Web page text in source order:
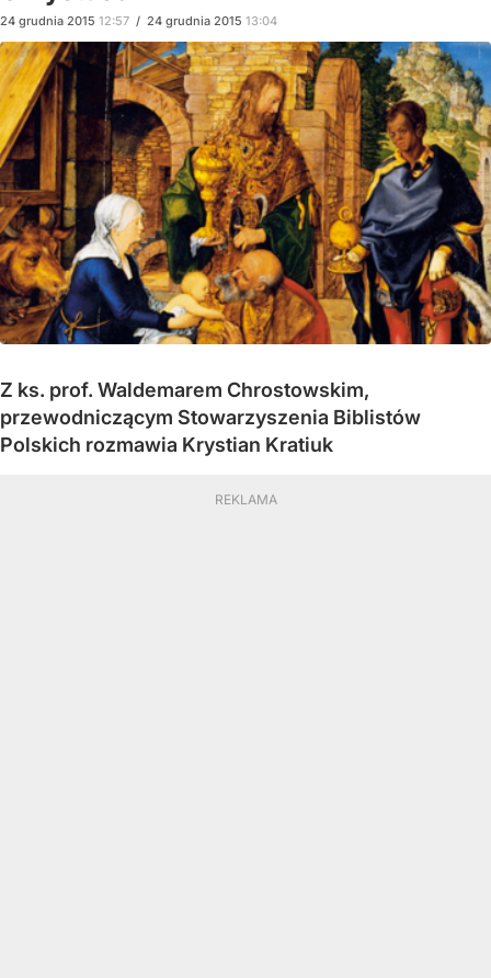
24 grudnia 2015 12:57 / 24 grudnia 2015 13:04
Z ks. prof. Waldemarem Chrostowskim,
przewodniczącym Stowarzyszenia Biblistów
Polskich rozmawia Krystian Kratiuk